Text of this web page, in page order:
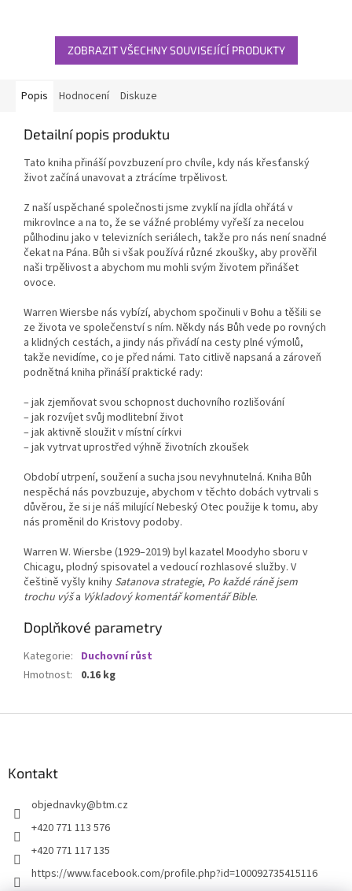
ZOBRAZIT VŠECHNY SOUVISEJÍCÍ PRODUKTY
Popis Hodnocení Diskuze
Detailní popis produktu
Tato kniha přináší povzbuzení pro chvíle, kdy nás křesťanský
život začíná unavovat a ztrácíme trpělivost.
Z naší uspěchané společnosti jsme zvyklí na jídla ohřátá v
mikrovlnce a na to, že se vážné problémy vyřeší za necelou
půlhodinu jako v televizních seriálech, takže pro nás není snadné
čekat na Pána. Bůh si však používá různé zkoušky, aby prověřil
naši trpělivost a abychom mu mohli svým životem přinášet
ovoce.
Warren Wiersbe nás vybízí, abychom spočinuli v Bohu a těšili se
ze života ve společenství s ním. Někdy nás Bůh vede po rovných
a klidných cestách, a jindy nás přivádí na cesty plné výmolů,
takže nevidíme, co je před námi. Tato citlivě napsaná a zároveň
podnětná kniha přináší praktické rady:
– jak zjemňovat svou schopnost duchovního rozlišování
– jak rozvíjet svůj modlitební život
– jak aktivně sloužit v místní církvi
– jak vytrvat uprostřed výhně životních zkoušek
Období utrpení, soužení a sucha jsou nevyhnutelná. Kniha Bůh
nespěchá nás povzbuzuje, abychom v těchto dobách vytrvali s
důvěrou, že si je náš milující Nebeský Otec použije k tomu, aby
nás proměnil do Kristovy podoby.
Warren W. Wiersbe (1929–2019) byl kazatel Moodyho sboru v
Chicagu, plodný spisovatel a vedoucí rozhlasové služby. V
češtině vyšly knihy Satanova strategie, Po každé ráně jsem
trochu výš a Výkladový komentář komentář Bible.
Doplňkové parametry
Kategorie: Duchovní růst
Hmotnost: 0.16 kg
Kontakt
objednavky@btm.cz
+420 771 113 576
+420 771 117 135
https://www.facebook.com/profile.php?id=100092735415116